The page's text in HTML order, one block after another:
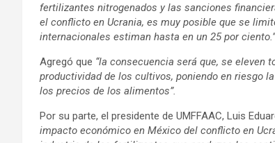
fertilizantes nitrogenados y las sanciones
el conflicto en Ucrania, es muy posible que se
internacionales estiman hasta en un 25 por ciento.”
Agregó que “la consecuencia será que, se eleven
productividad de los cultivos, poniendo en riesgo
los precios de los alimentos”.
Por su parte, el presidente de UMFFAAC, Luis
impacto económico en México del conflicto en